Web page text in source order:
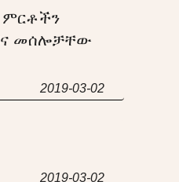
ምርቶችን
መሰሎቻቸው
2019-03-02
2019-03-02